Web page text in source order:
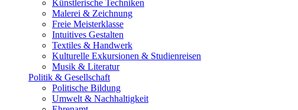
Künstlerische Techniken
Malerei & Zeichnung
Freie Meisterklasse
Intuitives Gestalten
Textiles & Handwerk
Kulturelle Exkursionen & Studienreisen
Musik & Literatur
Politik & Gesellschaft
Politische Bildung
Umwelt & Nachhaltigkeit